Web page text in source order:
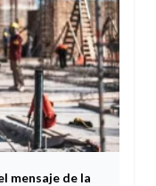
mensaje de la